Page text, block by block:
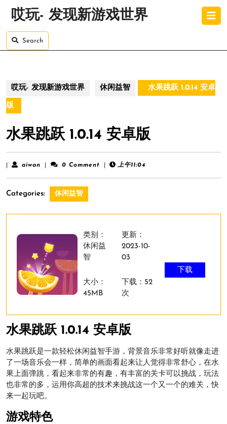
哎玩- 发现新游戏世界
Search
哎玩- 发现新游戏世界 休闲益智 水果跳跃 1.0.14 安卓
版
水果跳跃 1.0.14 安卓版
aiwan aiwan 0 Comment 上午11:04
Categories: 休闲益智
类别：
休闲益
智
大小：
45MB
更新：
2023-10-
03
下载：52
次
下载
水果跳跃 1.0.14 安卓版
水果跳跃是一款轻松休闲益智手游，背景音乐非常好听就像走进
了一场音乐会一样，简单的画面看起来让人觉得非常舒心，在水
果上面弹跳，看起来非常的有趣，有丰富的关卡可以挑战，玩法
也非常的多，运用你高超的技术来挑战这一个又一个的难关，快
来一起玩吧。
游戏特色